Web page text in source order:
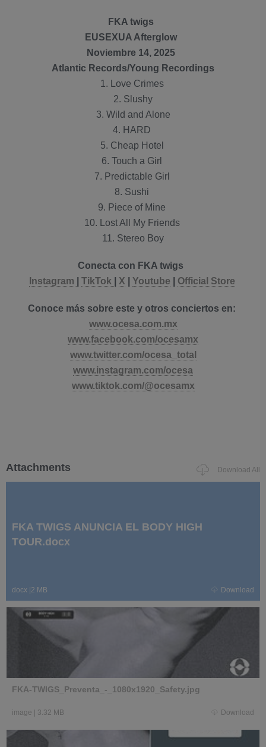
FKA twigs
EUSEXUA Afterglow
Noviembre 14, 2025
Atlantic Records/Young Recordings
1. Love Crimes
2. Slushy
3. Wild and Alone
4. HARD
5. Cheap Hotel
6. Touch a Girl
7. Predictable Girl
8. Sushi
9. Piece of Mine
10. Lost All My Friends
11. Stereo Boy
Conecta con FKA twigs
Instagram
TikTok X Youtube Official Store
Conoce más sobre este y otros conciertos en:
www.ocesa.com.mx
www.facebook.com/ocesamx
www.twitter.com/ocesa_total
www.instagram.com/ocesa
www.tiktok.com/@ocesamx
Attachments Download All
FKA TWIGS ANUNCIA EL BODY HIGH
TOUR.docx
docx |2 MB Download
FKA-TWIGS_Preventa_-_1080x1920_Safety.jpg
image | 3.32 MB Download